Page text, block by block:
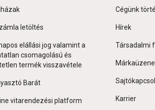
letöltés
elállási jog valamint a
csomagolású és
termék visszavétele
Barát
vitarendezési platform
Cégünk
Hírek
Társadalmi
Karrier